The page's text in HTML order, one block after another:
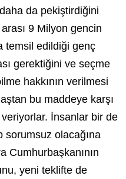
da pekiştirdiğini
9 Milyon gencin
temsil edildiği genç
gerektiğini ve seçme
hakkının verilmesi
bu maddeye karşı
İnsanlar bir de
sorumsuz olacağına
Cumhurbaşkanının
yeni teklifte de